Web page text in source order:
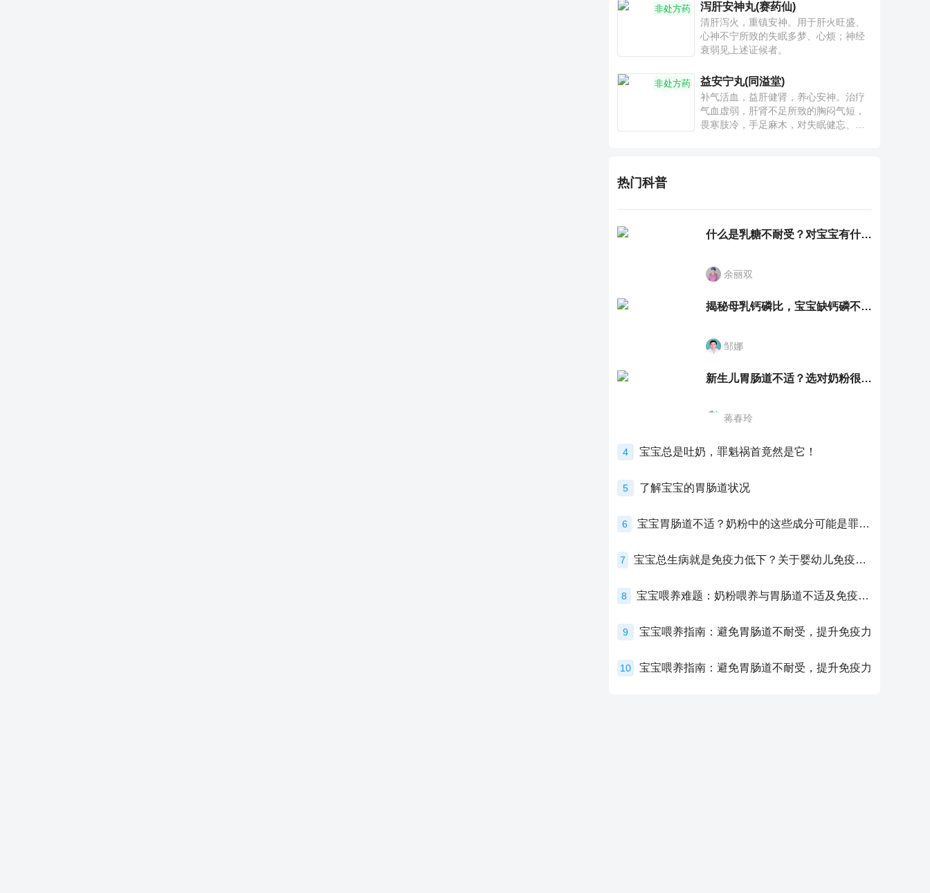
非处方药 泻肝安神丸(赛药仙)
清肝泻火，重镇安神。用于肝火旺盛、
心神不宁所致的失眠多梦、心烦；神经
衰弱见上述证候者。
非处方药 益安宁丸(同溢堂)
补气活血，益肝健肾，养心安神。治疗
气血虚弱，肝肾不足所致的胸闷气短，
畏寒肢冷，手足麻木，对失眠健忘、神
热门科普
什么是乳糖不耐受？对宝宝有什么影响？
余丽双
揭秘母乳钙磷比，宝宝缺钙磷不再愁
邹娜
新生儿胃肠道不适？选对奶粉很重要！
蒋春玲
4 宝宝总是吐奶，罪魁祸首竟然是它！
5 了解宝宝的胃肠道状况
6 宝宝胃肠道不适？奶粉中的这些成分可能是罪魁祸首！
7 宝宝总生病就是免疫力低下？关于婴幼儿免疫力的真相，家长必须了解！
8 宝宝喂养难题：奶粉喂养与胃肠道不适及免疫力提升的奥秘
9 宝宝喂养指南：避免胃肠道不耐受，提升免疫力
10 宝宝喂养指南：避免胃肠道不耐受，提升免疫力